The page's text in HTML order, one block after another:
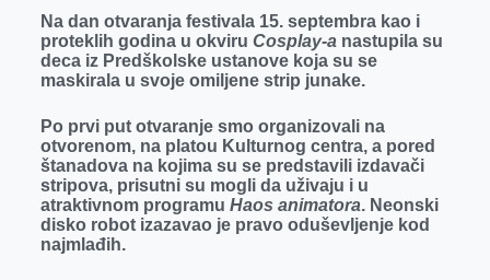
e
r
Na dan otvaranja festivala 15. septembra kao i
proteklih godina u okviru Cosplay-anastupila su
deca iz Predškolske ustanove koja su se
maskirala u svoje omiljene strip junake.
Po prvi put otvaranje smo organizovali na
otvorenom, na platou Kulturnog centra, a pored
štanadova na kojima su se predstavili izdavači
stripova, prisutni su mogli da uživaju i u
atraktivnom programu Haos animatora. Neonski
disko robot izazavao je pravo oduševljenje kod
najmlađih.